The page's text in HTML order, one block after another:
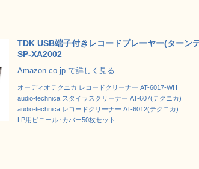
TDK USB端子付きレコードプレーヤー(ターン
SP-XA2002
Amazon.co.jp で詳しく見る
オーディオテクニカ レコードクリーナー AT-6017-WH
audio-technica スタイラスクリーナー AT-607(テクニカ)
audio-technica レコードクリーナー AT-6012(テクニカ)
LP用ビニール･カバー50枚セット